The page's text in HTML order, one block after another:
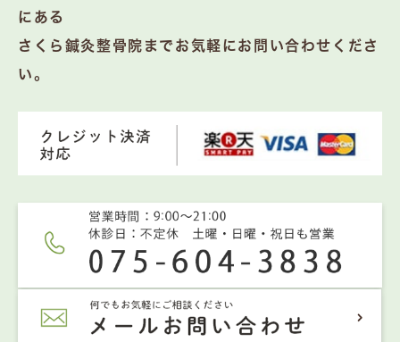
にある
さくら鍼灸整骨院までお気軽にお問い合わせくださ
い。